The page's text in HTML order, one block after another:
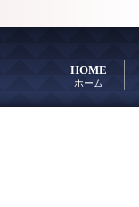
HOME
ホーム